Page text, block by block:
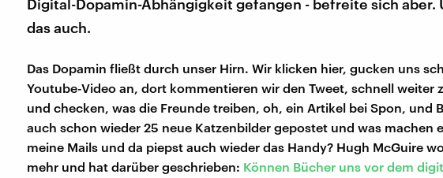
Digital-Dopamin-Abhängigkeit gefangen - befreite sich aber.
das auch.
Das Dopamin fließt durch unser Hirn. Wir klicken hier, gucken uns
Youtube-Video an, dort kommentieren wir den Tweet, schnell weiter
und checken, was die Freunde treiben, oh, ein Artikel bei Spon, und
auch schon wieder 25 neue Katzenbilder gepostet und was machen
meine Mails und da piepst auch wieder das Handy? Hugh McGuire
mehr und hat darüber geschrieben: Können Bücher uns vor dem